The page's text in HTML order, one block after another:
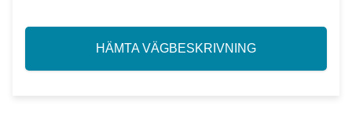
HÄMTA VÄGBESKRIVNING